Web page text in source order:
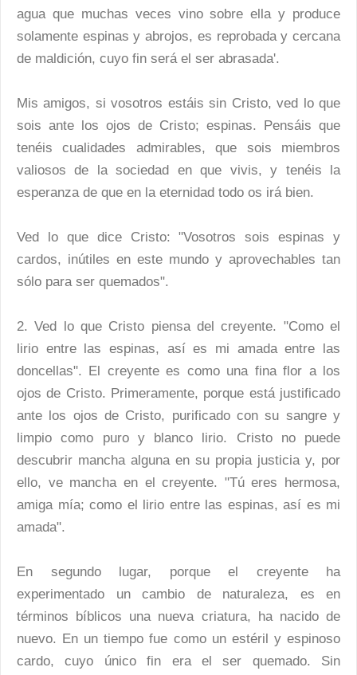
agua que muchas veces vino sobre ella y produce
solamente espinas y abrojos, es reprobada y cercana
de maldición, cuyo fin será el ser abrasada'.
Mis amigos, si vosotros estáis sin Cristo, ved lo que
sois ante los ojos de Cristo; espinas. Pensáis que
tenéis cualidades admirables, que sois miembros
valiosos de la sociedad en que vivis, y tenéis la
esperanza de que en la eternidad todo os irá bien.
Ved lo que dice Cristo: "Vosotros sois espinas y
cardos, inútiles en este mundo y aprovechables tan
sólo para ser quemados".
2. Ved lo que Cristo piensa del creyente. "Como el
lirio entre las espinas, así es mi amada entre las
doncellas". El creyente es como una fina flor a los
ojos de Cristo. Primeramente, porque está justificado
ante los ojos de Cristo, purificado con su sangre y
limpio como puro y blanco lirio. Cristo no puede
descubrir mancha alguna en su propia justicia y, por
ello, ve mancha en el creyente. "Tú eres hermosa,
amiga mía; como el lirio entre las espinas, así es mi
amada".
En segundo lugar, porque el creyente ha
experimentado un cambio de naturaleza, es en
términos bíblicos una nueva criatura, ha nacido de
nuevo. En un tiempo fue como un estéril y espinoso
cardo, cuyo único fin era el ser quemado. Sin